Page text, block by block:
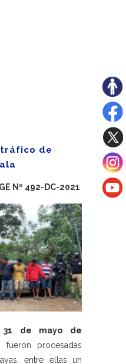
de
Nº 492-DC-2021
31 de mayo de
fueron procesadas
entre ellas un